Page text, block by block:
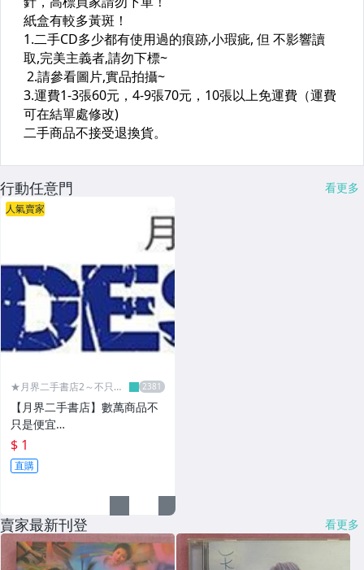
行動任意門 看更多
人氣賣家
★月界二手書店2～不只是
【月界二手書店】數萬商品不
只是便宜…
$ 1
直購
賣家最新刊登 看更多